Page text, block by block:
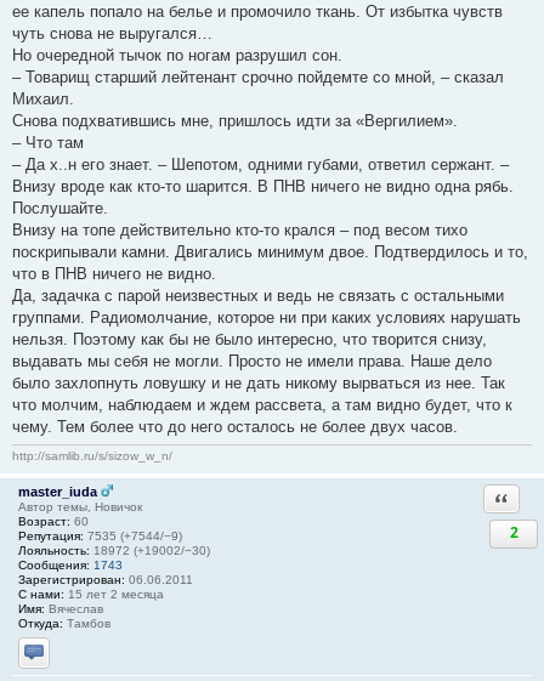
ее капель попало на белье и промочило ткань. От избытка чувств
чуть снова не выругался…
Но очередной тычок по ногам разрушил сон.
– Товарищ старший лейтенант срочно пойдемте со мной, – сказал
Михаил.
Снова подхватившись мне, пришлось идти за «Вергилием».
– Что там
– Да х..н его знает. – Шепотом, одними губами, ответил сержант. –
Внизу вроде как кто-то шарится. В ПНВ ничего не видно одна рябь.
Послушайте.
Внизу на топе действительно кто-то крался – под весом тихо
поскрипывали камни. Двигались минимум двое. Подтвердилось и то,
что в ПНВ ничего не видно.
Да, задачка с парой неизвестных и ведь не связать с остальными
группами. Радиомолчание, которое ни при каких условиях нарушать
нельзя. Поэтому как бы не было интересно, что творится снизу,
выдавать мы себя не могли. Просто не имели права. Наше дело
было захлопнуть ловушку и не дать никому вырваться из нее. Так
что молчим, наблюдаем и ждем рассвета, а там видно будет, что к
чему. Тем более что до него осталось не более двух часов.
http://samlib.ru/s/sizow_w_n/
master_iuda
Автор темы, Новичок
Возраст: 60
Репутация: 7535 (+7544/−9)
Лояльность: 18972 (+19002/−30)
Сообщения: 1743
Зарегистрирован: 06.06.2011
С нами: 15 лет 2 месяца
Имя: Вячеслав
Откуда: Тамбов
Отправить личное сообщение
2